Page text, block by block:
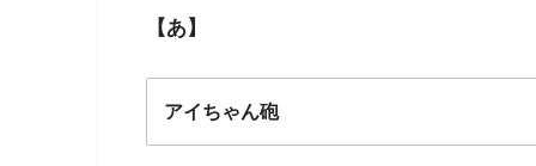
【あ】
アイちゃん砲